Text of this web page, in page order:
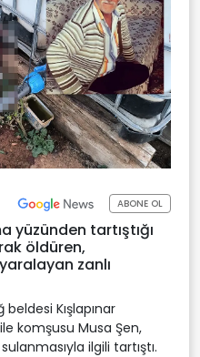
ABONE OL
yüzünden tartıştığı
öldüren,
zanlı
Kışlapınar
komşusu Musa Şen,
ilgili tartıştı.